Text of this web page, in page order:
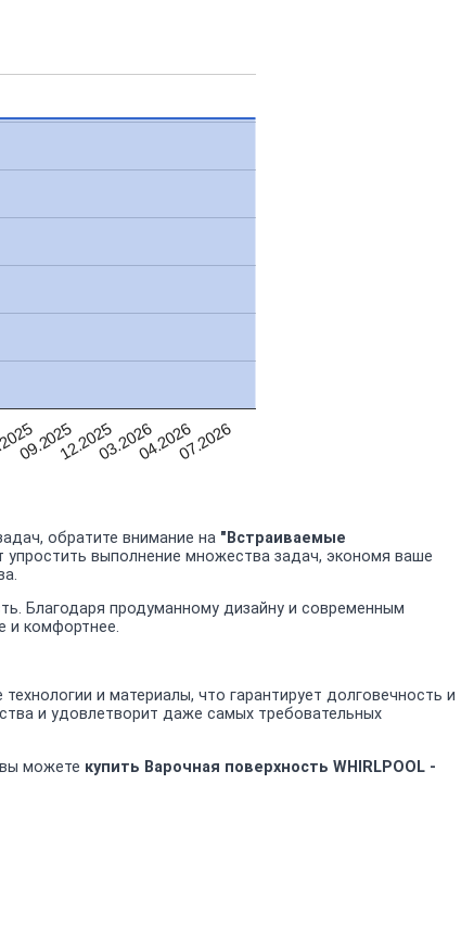
09.202512.202503.202604.202607.2026
обратите внимание на "Встраиваемые
упростить выполнение множества задач, экономя ваше
Благодаря продуманному дизайну и современным
и комфортнее.
и материалы, что гарантирует долговечность и
и удовлетворит даже самых требовательных
можете купить Варочная поверхность WHIRLPOOL -